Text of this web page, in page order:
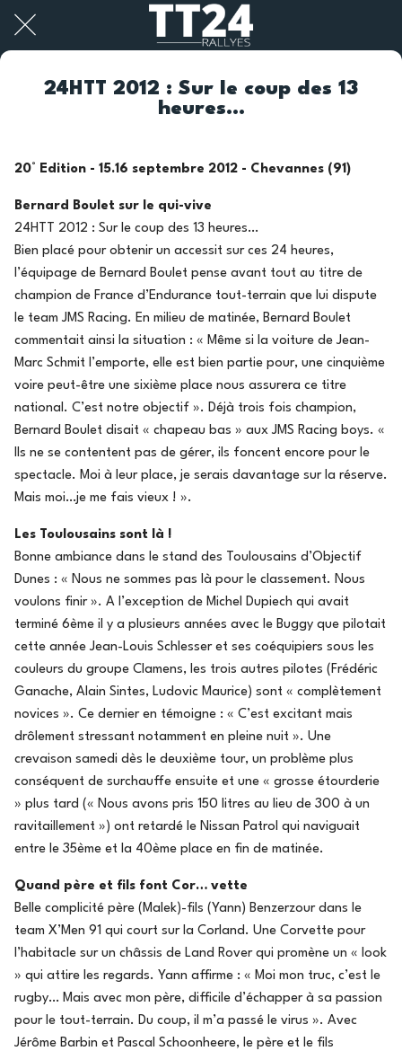
24HTT 2012 : Sur le coup des 13
heures…
20° Edition - 15.16 septembre 2012 - Chevannes (91)
Bernard Boulet sur le qui-vive
24HTT 2012 : Sur le coup des 13 heures…
Bien placé pour obtenir un accessit sur ces 24 heures,
l’équipage de Bernard Boulet pense avant tout au titre de
champion de France d’Endurance tout-terrain que lui dispute
le team JMS Racing. En milieu de matinée, Bernard Boulet
commentait ainsi la situation : « Même si la voiture de Jean-
Marc Schmit l’emporte, elle est bien partie pour, une cinquième
voire peut-être une sixième place nous assurera ce titre
national. C’est notre objectif ». Déjà trois fois champion,
Bernard Boulet disait « chapeau bas » aux JMS Racing boys. «
Ils ne se contentent pas de gérer, ils foncent encore pour le
spectacle. Moi à leur place, je serais davantage sur la réserve.
Mais moi…je me fais vieux ! ».
Les Toulousains sont là !
Bonne ambiance dans le stand des Toulousains d’Objectif
Dunes : « Nous ne sommes pas là pour le classement. Nous
voulons finir ». A l’exception de Michel Dupiech qui avait
terminé 6ème il y a plusieurs années avec le Buggy que pilotait
cette année Jean-Louis Schlesser et ses coéquipiers sous les
couleurs du groupe Clamens, les trois autres pilotes (Frédéric
Ganache, Alain Sintes, Ludovic Maurice) sont « complètement
novices ». Ce dernier en témoigne : « C’est excitant mais
drôlement stressant notamment en pleine nuit ». Une
crevaison samedi dès le deuxième tour, un problème plus
conséquent de surchauffe ensuite et une « grosse étourderie
» plus tard (« Nous avons pris 150 litres au lieu de 300 à un
ravitaillement ») ont retardé le Nissan Patrol qui naviguait
entre le 35ème et la 40ème place en fin de matinée.
Quand père et fils font Cor… vette
Belle complicité père (Malek)-fils (Yann) Benzerzour dans le
team X’Men 91 qui court sur la Corland. Une Corvette pour
l’habitacle sur un châssis de Land Rover qui promène un « look
» qui attire les regards. Yann affirme : « Moi mon truc, c’est le
rugby… Mais avec mon père, difficile d’échapper à sa passion
pour le tout-terrain. Du coup, il m’a passé le virus ». Avec
Jérôme Barbin et Pascal Schoonheere, le père et le fils